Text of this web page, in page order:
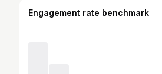
Engagement rate benchmark